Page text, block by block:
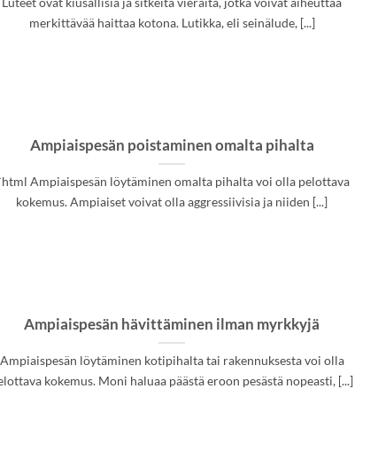
merkittävää haittaa kotona. Lutikka, eli seinälude, [...]
Ampiaispesän poistaminen omalta pihalta
Ampiaispesän löytäminen omalta pihalta voi olla pelottava
kokemus. Ampiaiset voivat olla aggressiivisia ja niiden [...]
Ampiaispesän hävittäminen ilman myrkkyjä
Ampiaispesän löytäminen kotipihalta tai rakennuksesta voi olla
kokemus. Moni haluaa päästä eroon pesästä nopeasti, [...]